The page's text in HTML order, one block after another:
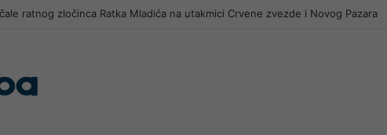
Radnik podijelili bodove u Mostaru